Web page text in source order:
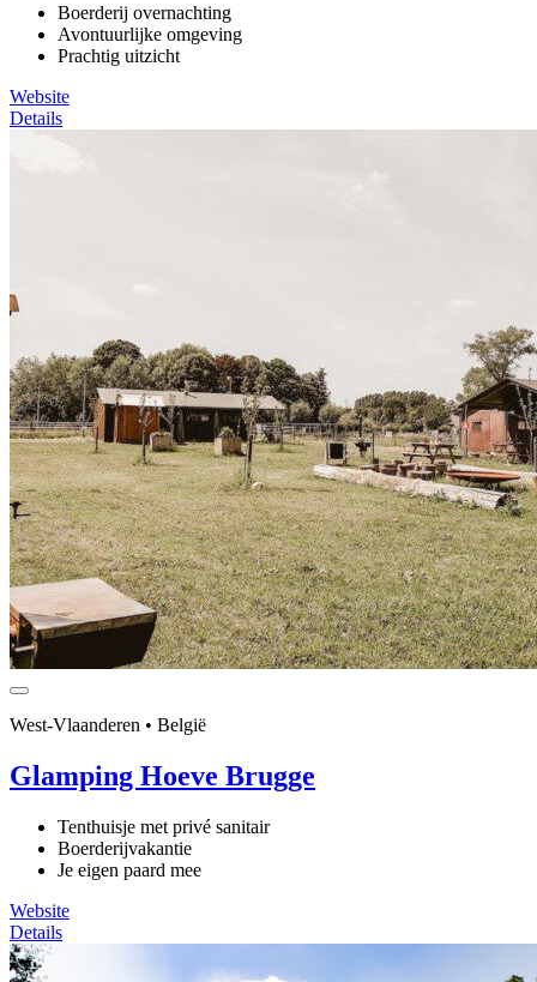
Boerderij overnachting
Avontuurlijke omgeving
Prachtig uitzicht
Website
Details
West-Vlaanderen • België
Glamping Hoeve Brugge
Tenthuisje met privé sanitair
Boerderijvakantie
Je eigen paard mee
Website
Details